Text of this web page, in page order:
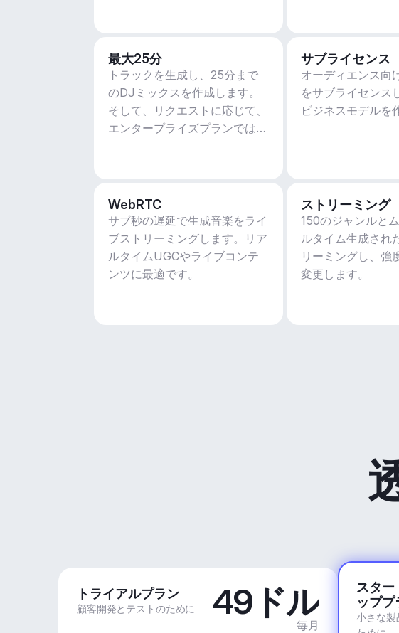
最大25分
トラックを生成し、25分まで
のDJミックスを作成します。
そして、リクエストに応じて、
エンタープライズプランではさ
サブライセンス
オーディエンス向
をサブライセンス
ビジネスモデルを
WebRTC
サブ秒の遅延で生成音楽をライ
ブストリーミングします。リア
ルタイムUGCやライブコンテ
ンツに最適です。
ストリーミング
150のジャンルと
ルタイム生成され
リーミングし、強
変更します。
トライアルプラン
顧客開発とテストのために 49ドル
毎月
スター
ッププ
小さな製